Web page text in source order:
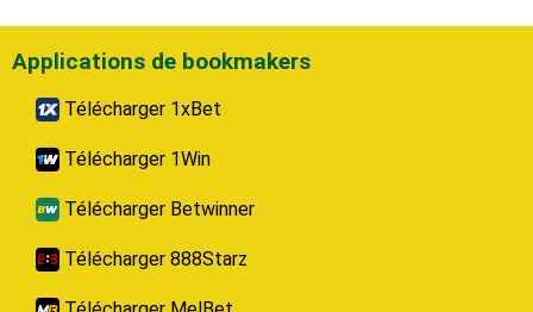
Applications de bookmakers
Télécharger 1xBet
Télécharger 1Win
Télécharger Betwinner
Télécharger 888Starz